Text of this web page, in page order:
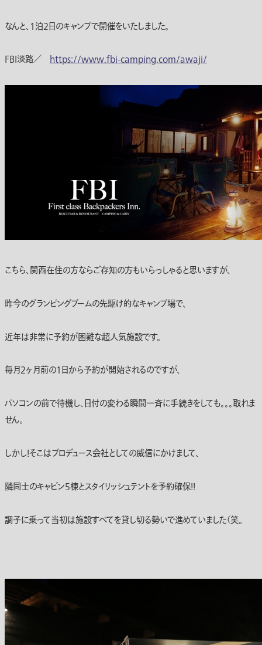
なんと、1泊2日のキャンプで開催をいたしました。
FBI淡路／ https://www.fbi-camping.com/awaji/
こちら、関西在住の方ならご存知の方もいらっしゃると思いますが、
昨今のグランピングブームの先駆け的なキャンプ場で、
近年は非常に予約が困難な超人気施設です。
毎月2ヶ月前の1日から予約が開始されるのですが、
パソコンの前で待機し、日付の変わる瞬間一斉に手続きをしても。。。取れま
せん。
しかし！そこはプロデュース会社としての威信にかけまして、
隣同士のキャビン5棟とスタイリッシュテントを予約確保！！
調子に乗って当初は施設すべてを貸し切る勢いで進めていました（笑。